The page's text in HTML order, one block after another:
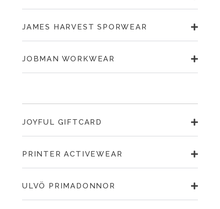
JAMES HARVEST SPORWEAR
JOBMAN WORKWEAR
JOYFUL GIFTCARD
PRINTER ACTIVEWEAR
ULVÖ PRIMADONNOR